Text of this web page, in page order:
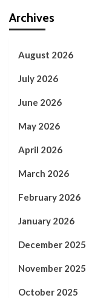
Archives
August 2026
July 2026
June 2026
May 2026
April 2026
March 2026
February 2026
January 2026
December 2025
November 2025
October 2025